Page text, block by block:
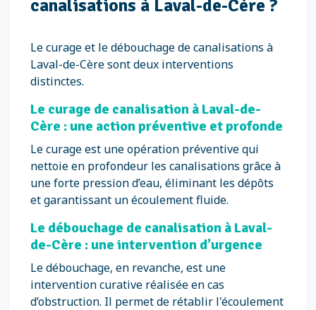
canalisations à Laval-de-Cère ?
Le curage et le débouchage de canalisations à
Laval-de-Cère sont deux interventions
distinctes.
Le curage de canalisation à Laval-de-
Cère : une action préventive et profonde
Le curage est une opération préventive qui
nettoie en profondeur les canalisations grâce à
une forte pression d’eau, éliminant les dépôts
et garantissant un écoulement fluide.
Le débouchage de canalisation à Laval-
de-Cère : une intervention d’urgence
Le débouchage, en revanche, est une
intervention curative réalisée en cas
d’obstruction. Il permet de rétablir l'écoulement